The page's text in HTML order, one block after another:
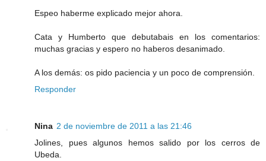
Espeo haberme explicado mejor ahora.
Cata y Humberto que debutabais en los comentarios:
muchas gracias y espero no haberos desanimado.
A los demás: os pido paciencia y un poco de comprensión.
Responder
Nina 2 de noviembre de 2011 a las 21:46
Jolines, pues algunos hemos salido por los cerros de
Ubeda.